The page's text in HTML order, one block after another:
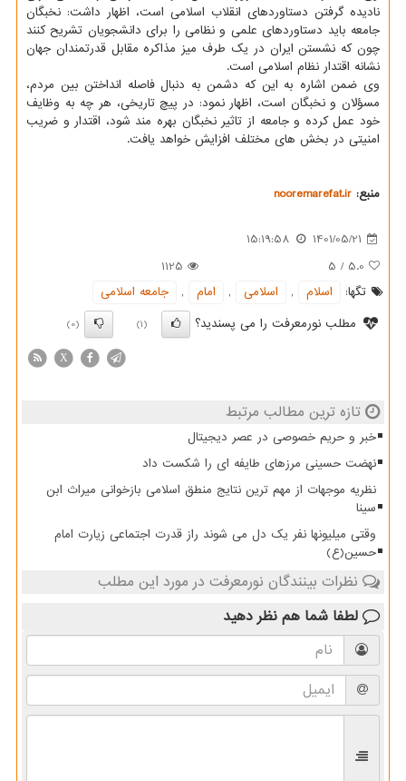
نادیده گرفتن دستاوردهای انقلاب اسلامی است، اظهار داشت: نخبگان
جامعه باید دستاوردهای علمی و نظامی را برای دانشجویان تشریح کنند
چون که نشستن ایران در یک طرف میز مذاکره مقابل قدرتمندان جهان
نشانه اقتدار نظام اسلامی است.
وی ضمن اشاره به این که دشمن به دنبال فاصله انداختن بین مردم،
مسؤلان و نخبگان است، اظهار نمود: در پیچ تاریخی، هر چه به وظایف
خود عمل کرده و جامعه از تاثیر نخبگان بهره مند شود، اقتدار و ضریب
امنیتی در بخش های مختلف افزایش خواهد یافت.
منبع: nooremarefat.ir
1401/05/21
15:19:58
5.0
/
5
1125
تگها:
اسلام , اسلامی , امام ,
جامعه اسلامی
مطلب نورمعرفت را می پسندید؟
(1)
(0)
X
تازه ترین مطالب مرتبط
خبر و حریم خصوصی در عصر دیجیتال
نهضت حسینی مرزهای طایفه ای را شکست داد
نظریه موجهات از مهم ترین نتایج منطق اسلامی بازخوانی میراث ابن
سینا
وقتی میلیونها نفر یک دل می شوند راز قدرت اجتماعی زیارت امام
حسین(ع)
نظرات بینندگان نورمعرفت در مورد این مطلب
لطفا شما هم نظر دهید